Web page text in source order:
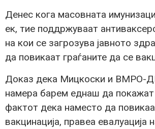
Денес кога масовната
ек, тие поддржуваат
на кои се загрозува јавното
да повикаат граѓаните да се
Доказ дека Мицкоски и ВМРО-
намера барем еднаш да
фактот дека наместо да
вакцинација, правеа евалуација